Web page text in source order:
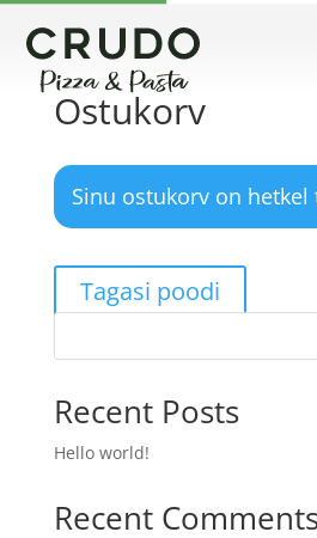
Ostukorv
Sinu ostukorv on hetkel
Tagasi poodi
Recent Posts
Hello world!
Recent